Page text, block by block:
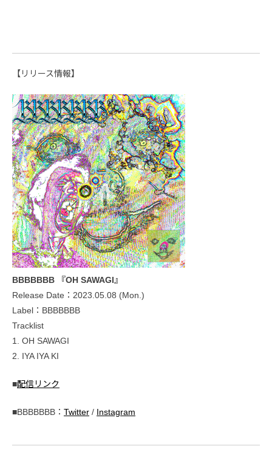
【リリース情報】
BBBBBBB 『OH SAWAGI』
Release Date：2023.05.08 (Mon.)
Label：BBBBBBB
Tracklist
1. OH SAWAGI
2. IYA IYA KI
■配信リンク
■BBBBBBB： Twitter / Instagram